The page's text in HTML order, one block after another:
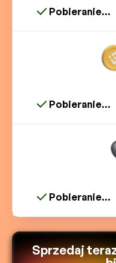
Pobieranie...
Pobieranie...
Pobieranie...
Sprzedaj